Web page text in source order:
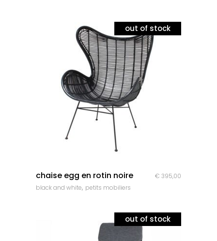
out of stock
chaise egg en rotin noire € 395,00
black and white, petits mobiliers
out of stock